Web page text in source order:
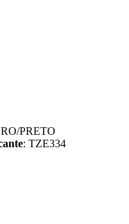
PRETO
: TZE334